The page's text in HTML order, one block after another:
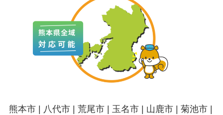
熊本市 | 八代市 | 荒尾市 | 玉名市 | 山鹿市 | 菊池市 |